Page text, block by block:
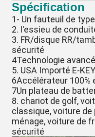
Spécification
1- Un fauteuil de
2. l'essieu de
3. FR/disque RR/
sécurité
4Technologie
5. USA Importé E-
6Accélérateur 100%
7Un plateau de
8. chariot de golf,
classique, voiture
ménage, voiture de
sécurité